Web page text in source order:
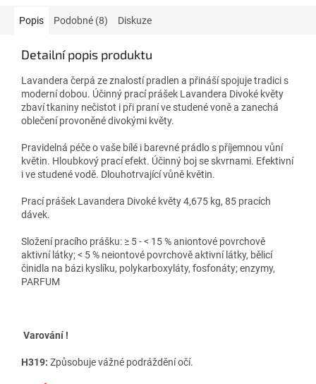
Popis Podobné (8) Diskuze
Detailní popis produktu
Lavandera čerpá ze znalostí pradlen a přináší spojuje tradici s
moderní dobou. Účinný prací prášek Lavandera Divoké květy
zbaví tkaniny nečistot i při praní ve studené voně a zanechá
oblečení provoněné divokými květy.
Pravidelná péče o vaše bílé i barevné prádlo s příjemnou vůní
květin. Hloubkový prací efekt. Účinný boj se skvrnami. Efektivní
i ve studené vodě. Dlouhotrvající vůně květin.
Prací prášek Lavandera Divoké květy 4,675 kg, 85 pracích
dávek.
Složení pracího prášku: ≥ 5 - < 15 % aniontové povrchově
aktivní látky; < 5 % neiontové povrchově aktivní látky, bělicí
činidla na bázi kyslíku, polykarboxyláty, fosfonáty; enzymy,
PARFUM
Varování !
H319: Způsobuje vážné podráždění očí.